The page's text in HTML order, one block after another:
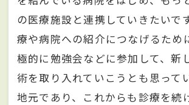
の医療施設と連携していきたいで
療や病院への紹介につなげるため
極的に勉強会などに参加して、新
術を取り入れていこうとも思って
地元であり、これからも診療を続